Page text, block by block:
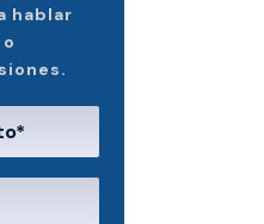
hablar